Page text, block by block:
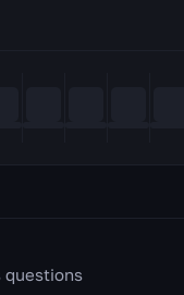
questions